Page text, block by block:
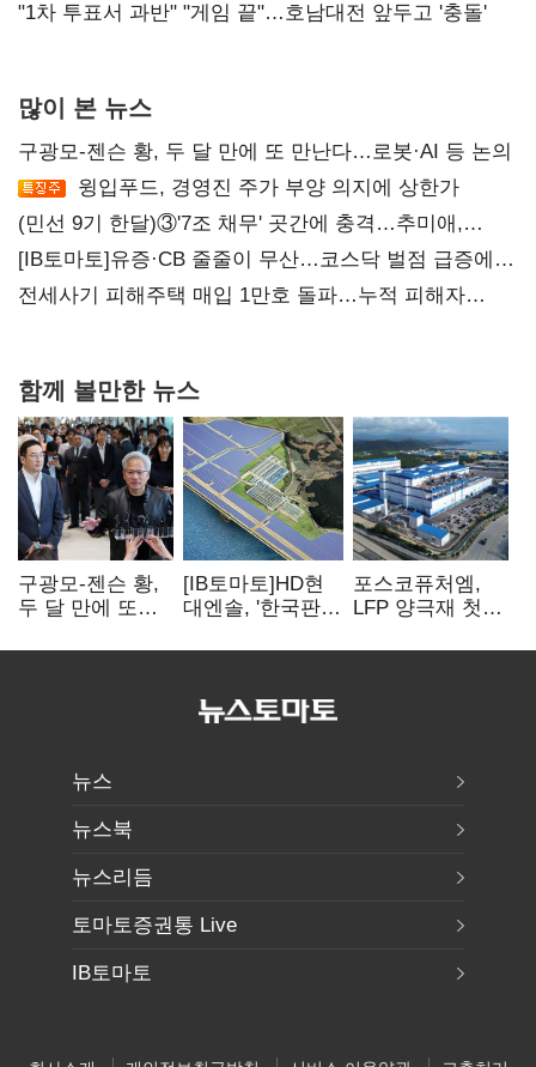
불복'
"1차 투표서 과반" "게임 끝"…호남대전 앞두고 '충돌'
많이 본 뉴스
구광모-젠슨 황, 두 달 만에 또 만난다…로봇·AI 등 논의
윙입푸드, 경영진 주가 부양 의지에 상한가
(민선 9기 한달)③'7조 채무' 곳간에 충격…추미애,
20년만에 '비상재정' 선언 승부수
[IB토마토]유증·CB 줄줄이 무산…코스닥 벌점 급증에
상폐 압박
전세사기 피해주택 매입 1만호 돌파…누적 피해자
함께 볼만한 뉴스
구광모-젠슨 황,
두 달 만에 또
등 논의
[IB토마토]HD현
대엔솔, '한국판
세액공제 선택이
포스코퓨처엠,
LFP 양극재 첫
ESS 시장 공략
뉴스
뉴스북
뉴스리듬
토마토증권통 Live
IB토마토